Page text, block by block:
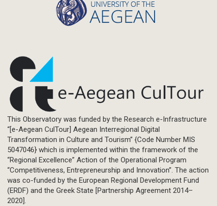
This Observatory was funded by the Research e-Infrastructure
“[e-Aegean CulTour] Aegean Interregional Digital
Transformation in Culture and Tourism” {Code Number MIS
5047046} which is implemented within the framework of the
“Regional Excellence” Action of the Operational Program
“Competitiveness, Entrepreneurship and Innovation”. The action
was co-funded by the European Regional Development Fund
(ERDF) and the Greek State [Partnership Agreement 2014–
2020].